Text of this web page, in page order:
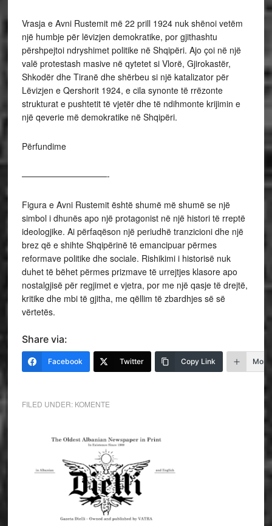
Vrasja e Avni Rustemit më 22 prill 1924 nuk shënoi vetëm
një humbje për lëvizjen demokratike, por gjithashtu
përshpejtoi ndryshimet politike në Shqipëri. Ajo çoi në një
valë protestash masive në qytetet si Vlorë, Gjirokastër,
Shkodër dhe Tiranë dhe shërbeu si një katalizator për
Lëvizjen e Qershorit 1924, e cila synonte të rrëzonte
strukturat e pushtetit të vjetër dhe të ndihmonte krijimin e
një qeverie më demokratike në Shqipëri.
Përfundime
——————————-
Figura e Avni Rustemit është shumë më shumë se një
simbol i dhunës apo një protagonist në një histori të rreptë
ideologjike. Ai përfaqëson një periudhë tranzicioni dhe një
brez që e shihte Shqipërinë të emancipuar përmes
reformave politike dhe sociale. Rishikimi i historisë nuk
duhet të bëhet përmes prizmave të urrejtjes klasore apo
nostalgjisë për regjimet e vjetra, por me një qasje të drejtë,
kritike dhe mbi të gjitha, me qëllim të zbardhjes së së
vërtetës.
Share via:
Facebook Twitter Copy Link More
FILED UNDER: KOMENTE